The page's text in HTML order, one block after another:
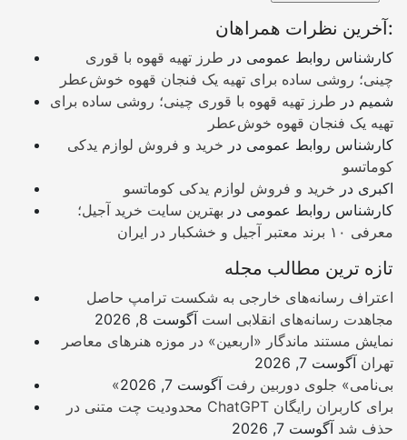
آخرین نظرات همراهان:
کارشناس روابط عمومی در طرز تهیه قهوه با قوری
چینی؛ روشی ساده برای تهیه یک فنجان قهوه خوش‌عطر
شمیم در طرز تهیه قهوه با قوری چینی؛ روشی ساده برای
تهیه یک فنجان قهوه خوش‌عطر
کارشناس روابط عمومی در خرید و فروش لوازم یدکی
کوماتسو
اکبری در خرید و فروش لوازم یدکی کوماتسو
کارشناس روابط عمومی در بهترین سایت خرید آجیل؛
معرفی ۱۰ برند معتبر آجیل و خشکبار در ایران
تازه ترین مطالب مجله
اعتراف رسانه‌های خارجی به شکست ترامپ حاصل
مجاهدت رسانه‌های انقلابی است آگوست 8, 2026
نمایش مستند ماندگار «اربعین» در موزه هنرهای معاصر
تهران آگوست 7, 2026
«بی‌نامی» جلوی دوربین رفت آگوست 7, 2026
محدودیت چت متنی در ChatGPT برای کاربران رایگان
حذف شد آگوست 7, 2026